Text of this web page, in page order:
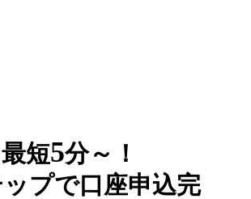
最短5分～！
プで口座申込完